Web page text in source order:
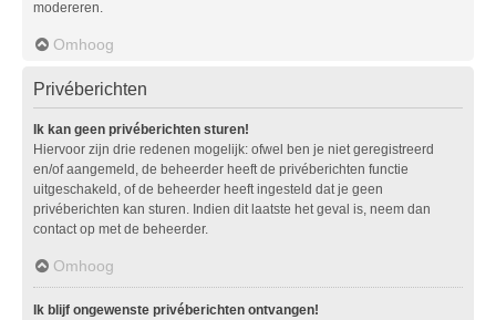
modereren.
Omhoog
Privéberichten
Ik kan geen privéberichten sturen!
Hiervoor zijn drie redenen mogelijk: ofwel ben je niet geregistreerd
en/of aangemeld, de beheerder heeft de privéberichten functie
uitgeschakeld, of de beheerder heeft ingesteld dat je geen
privéberichten kan sturen. Indien dit laatste het geval is, neem dan
contact op met de beheerder.
Omhoog
Ik blijf ongewenste privéberichten ontvangen!